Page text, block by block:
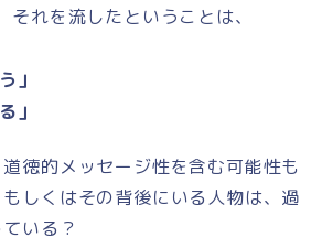
それを流したということは、
」
」
徳的メッセージ性を含む可能性も
しくはその背後にいる人物は、過
いる？